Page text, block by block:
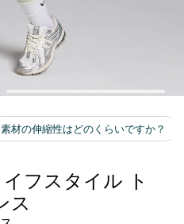
フスタイル ト
ス